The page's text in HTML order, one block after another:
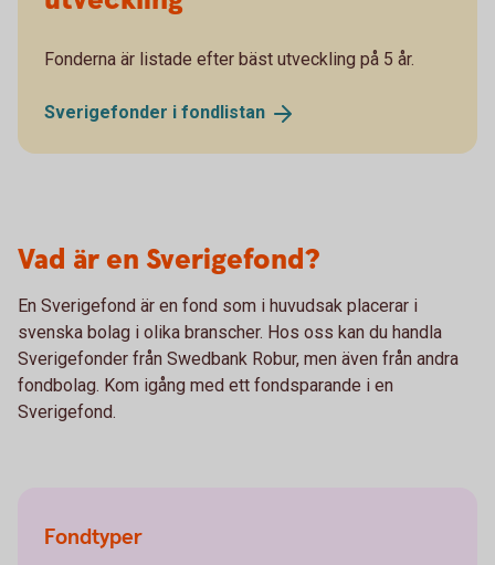
Fonderna är listade efter bäst utveckling på 5 år.
Sverigefonder i fondlistan
Vad är en Sverigefond?
En Sverigefond är en fond som i huvudsak placerar i
svenska bolag i olika branscher. Hos oss kan du handla
Sverigefonder från Swedbank Robur, men även från andra
fondbolag. Kom igång med ett fondsparande i en
Sverigefond.
Fondtyper